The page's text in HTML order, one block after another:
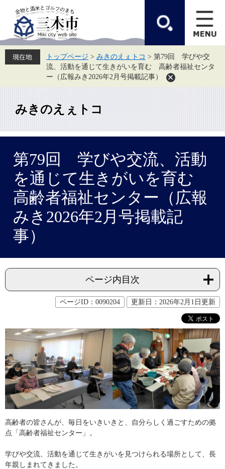
先
頭
を
飛
本
トップページ > みきのえぇトコ > 第79回 学びや交
流、活動を通じて生きがいを育む 高齢者福祉センタ
ー（広報みき2026年2月号掲載記事）
みきのえぇトコ
第79回 学びや交流、活動
を通じて生きがいを育む
高齢者福祉センター（広報
みき2026年2月号掲載記
事）
ページ内目次
ページID：0090204 更新日：2026年2月1日更新
高齢者の皆さんが、毎日をいきいきと、自分らしく過ごすための拠
点「高齢者福祉センター」。
学びや交流、活動を通じて生きがいを見つけられる場所として、長
年親しまれてきました。